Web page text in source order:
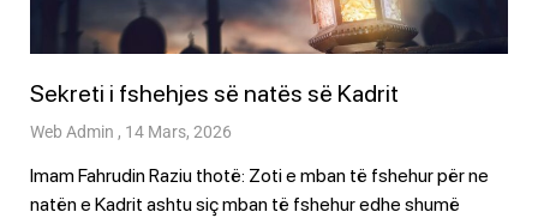
Sekreti i fshehjes së natës së Kadrit
Web Admin 14 Mars, 2026
Imam Fahrudin Raziu thotë: Zoti e mban të fshehur për ne
natën e Kadrit ashtu siç mban të fshehur edhe shumë